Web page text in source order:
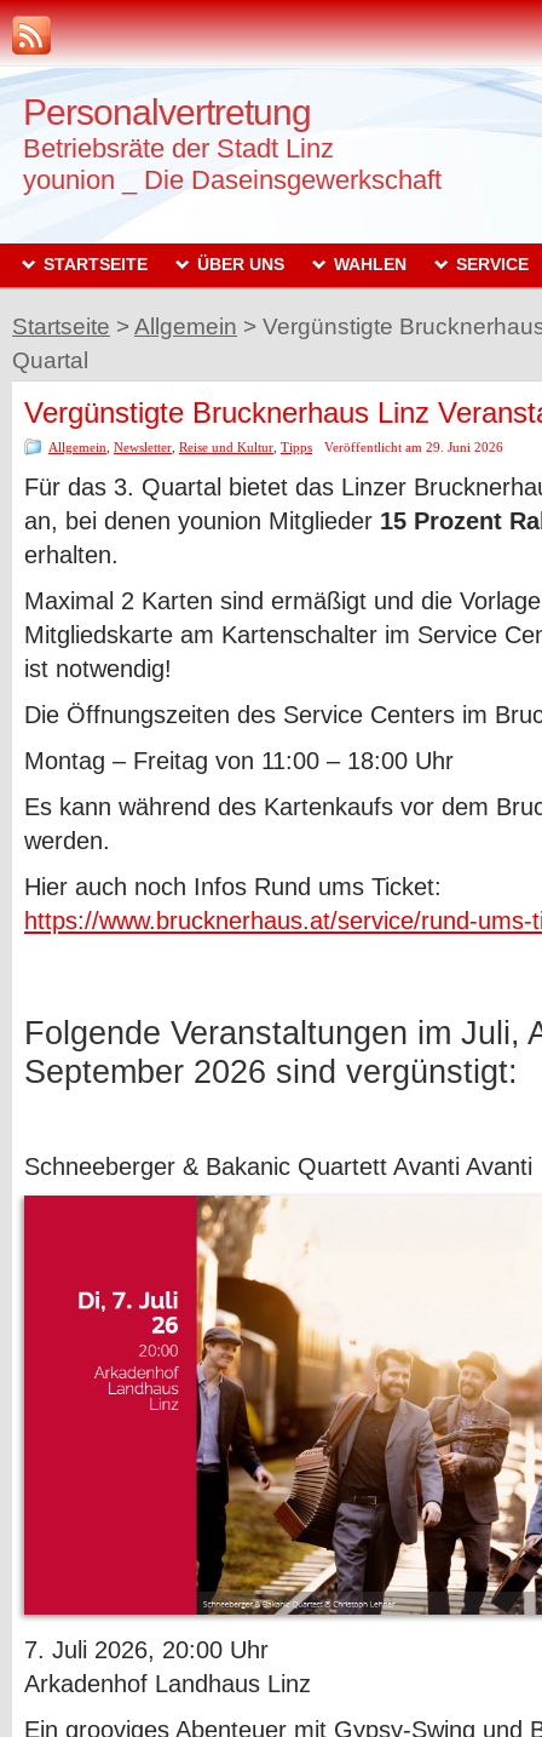
Personalvertretung
Betriebsräte der Stadt Linz
younion _ Die Daseinsgewerkschaft
STARTSEITE ÜBER UNS WAHLEN SERVICE
Startseite > Allgemein > Vergünstigte
Quartal
Vergünstigte Brucknerhaus Linz
Allgemein Newsletter Reise und Kultur Tipps Veröffentlicht am 29. Juni 2026
Für das 3. Quartal bietet das Linzer
an, bei denen younion Mitglieder 15 Prozent
erhalten.
Maximal 2 Karten sind ermäßigt und die
Mitgliedskarte am Kartenschalter im Service
ist notwendig!
Die Öffnungszeiten des Service Centers im
Montag – Freitag von 11:00 – 18:00 Uhr
Es kann während des Kartenkaufs vor dem
werden.
Hier auch noch Infos Rund ums Ticket:
https://www.brucknerhaus.at/service/rund-ums-
Folgende Veranstaltungen im Juli,
September 2026 sind vergünstigt:
Schneeberger & Bakanic Quartett Avanti Avanti
7. Juli 2026, 20:00 Uhr
Arkadenhof Landhaus Linz
Ein grooviges Abenteuer mit Gypsy-Swing und